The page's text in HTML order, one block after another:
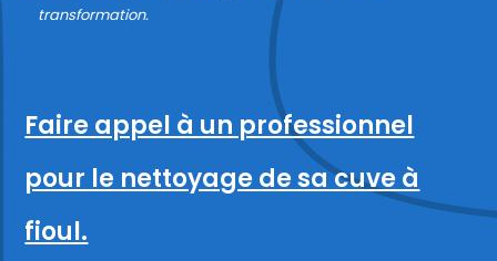
transformation.
Faire appel à un professionnel
pour le nettoyage de sa cuve à
fioul.